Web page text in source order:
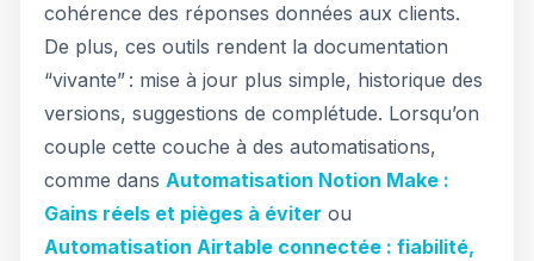
cohérence des réponses données aux clients.
De plus, ces outils rendent la documentation
“vivante” : mise à jour plus simple, historique des
versions, suggestions de complétude. Lorsqu’on
couple cette couche à des automatisations,
comme dans Automatisation Notion Make :
Gains réels et pièges à éviter ou
Automatisation Airtable connectée : fiabilité,